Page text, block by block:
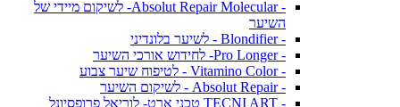
- Absolut Repair Molecular- לשיקום מיידי של
השיער
- Blondifier - לשיער בלונדיני
- Pro Longer- לחידוש אורכי השיער
- Vitamino Color - לטיפוח שיער צבוע
- Absolut Repair - לשיקום השיער
- TECNI ART טכני ארט- לוריאל פרופסיונל